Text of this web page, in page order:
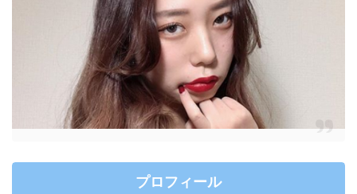
プロフィール